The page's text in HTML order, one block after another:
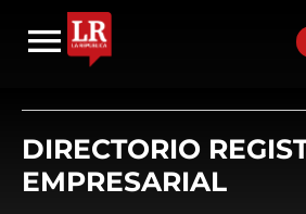
DIRECTORIO
EMPRESARIAL